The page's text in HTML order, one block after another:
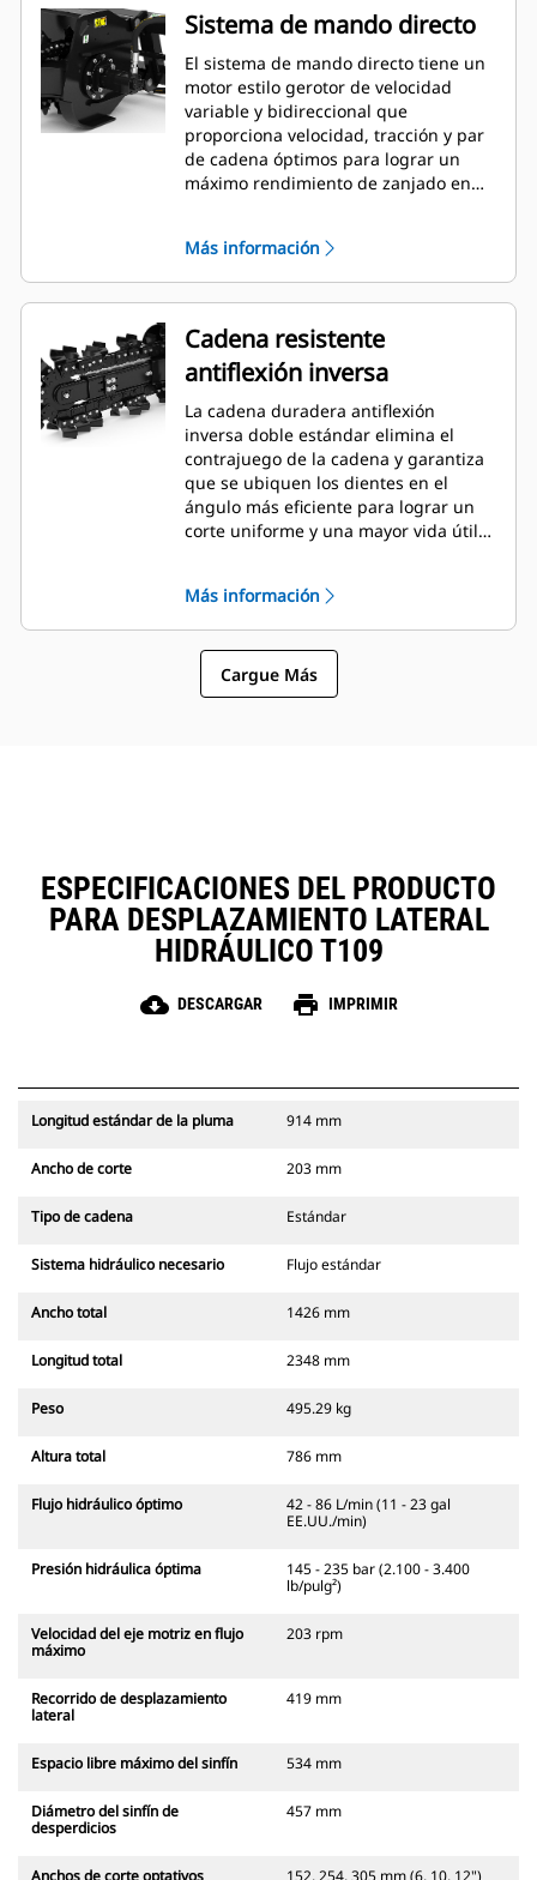
Sistema de mando directo
El sistema de mando directo tiene un
motor estilo gerotor de velocidad
variable y bidireccional que
proporciona velocidad, tracción y par
de cadena óptimos para lograr un
máximo rendimiento de zanjado en
Más información
Cadena resistente
antiflexión inversa
La cadena duradera antiflexión
inversa doble estándar elimina el
contrajuego de la cadena y garantiza
que se ubiquen los dientes en el
ángulo más eficiente para lograr un
corte uniforme y una mayor vida útil
Más información
Cargue Más
ESPECIFICACIONES DEL PRODUCTO
PARA DESPLAZAMIENTO LATERAL
HIDRÁULICO T109
cloud_download DESCARGAR print IMPRIMIR
Longitud estándar de la pluma 914 mm
Ancho de corte 203 mm
Tipo de cadena Estándar
Sistema hidráulico necesario Flujo estándar
Ancho total 1426 mm
Longitud total 2348 mm
Peso 495.29 kg
Altura total 786 mm
Flujo hidráulico óptimo
42 - 86 L/min (11 - 23 gal
EE.UU./min)
Presión hidráulica óptima
145 - 235 bar (2.100 - 3.400
lb/pulg²)
Velocidad del eje motriz en flujo
máximo
203 rpm
Recorrido de desplazamiento
lateral
419 mm
Espacio libre máximo del sinfín 534 mm
Diámetro del sinfín de
desperdicios
457 mm